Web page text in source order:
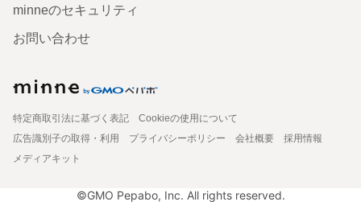
minneのセキュリティ
お問い合わせ
特定商取引法に基づく表記
Cookieの使用について
広告識別子の取得・利用
プライバシーポリシー 会社概要
採用情報
メディアキット
©GMO Pepabo, Inc. All rights reserved.